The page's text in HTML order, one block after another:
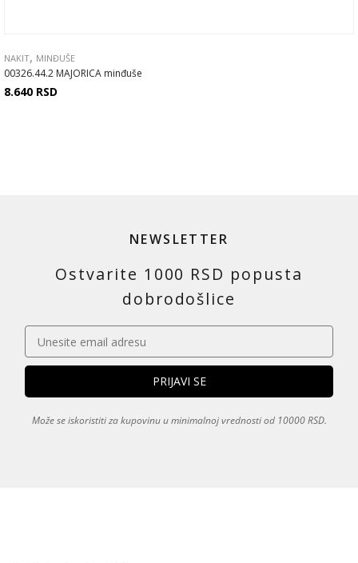
NAKIT, MINĐUŠE
00326.44.2 MAJORICA minđuše
8.640 RSD
NEWSLETTER
Ostvarite 1000 RSD popusta
dobrodošlice
Može se iskoristiti za kupovinu u minimalnoj vrednosti od 10000 RSD.